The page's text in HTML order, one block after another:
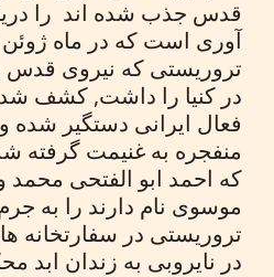
قدس جذب شده اند را
تروریستی که نیروی قدس
در کنیا را داشت, کشف
منفجره به غنیمت گرفته
که احمد ابو الفتحی محمد
موسوی نام دارند را به
تروریستی در سفارتخانه
در نایروبی به زندان ابد